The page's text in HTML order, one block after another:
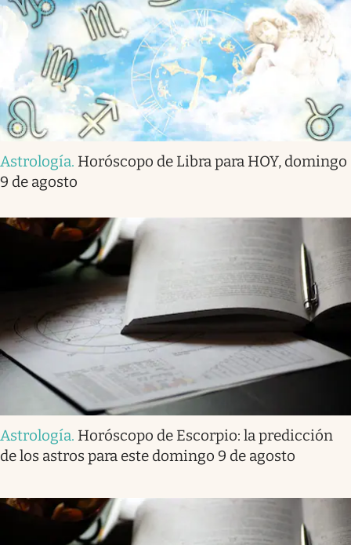
Astrología. Horóscopo de Libra para HOY, domingo
9 de agosto
Astrología. Horóscopo de Escorpio: la predicción
de los astros para este domingo 9 de agosto